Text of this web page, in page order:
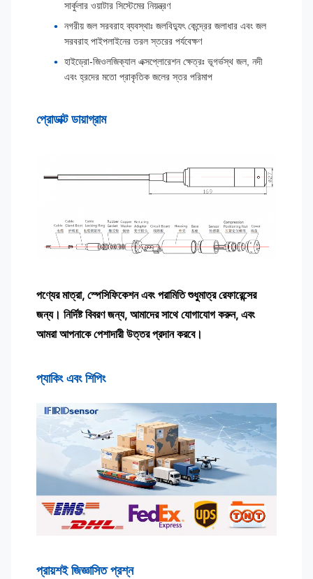
সার্কুলার ওয়াটার সিস্টেমের নিয়ন্ত্রণ
নগরীয় জল সরবরাহ ব্যবস্থাঃ জলবিদ্যুৎ কেন্দ্রের জলাধার এবং জল
সরবরাহ পাইপলাইনের তরল স্তরের পর্যবেক্ষণ
হাইড্রো-জিওলজিক্যাল এক্সপ্লোরেশন ক্ষেত্রঃ ভূগর্ভস্থ জল, নদী
এবং হ্রদের মতো প্রাকৃতিক জলের স্তর পরিমাপ
প্রোডাক্ট ডায়াগ্রাম
পণ্যের মাত্রা, স্পেসিফিকেশন এবং পরামিতি শুধুমাত্র রেফারেন্সের
জন্য। নির্দিষ্ট বিবরণ জন্য, আমাদের সাথে যোগাযোগ করুন, এবং
আমরা আপনাকে পেশাদারী উত্তর প্রদান করবে।
প্যাকিং এবং শিপিং
প্রায়শই জিজ্ঞাসিত প্রশ্ন